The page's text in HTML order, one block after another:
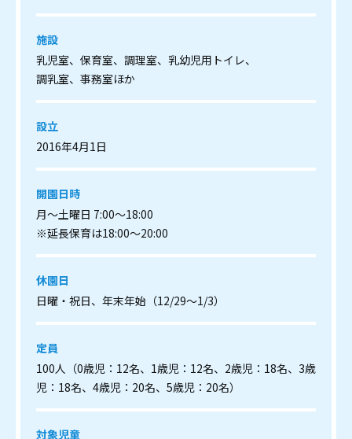
施設
乳児室、保育室、調理室、乳幼児用トイレ、
調乳室、事務室ほか
設立
2016年4月1日
開園日時
月～土曜日 7:00～18:00
※延長保育は18:00～20:00
休園日
日曜・祝日、年末年始（12/29～1/3）
定員
100人（0歳児：12名、1歳児：12名、2歳児：18名、3歳
児：18名、4歳児：20名、5歳児：20名）
対象児童